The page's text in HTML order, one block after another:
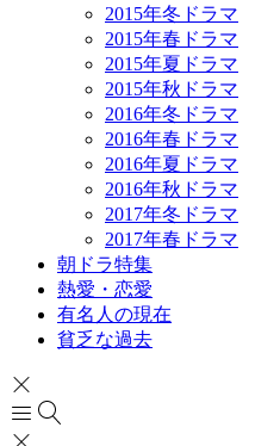
2015年冬ドラマ
2015年春ドラマ
2015年夏ドラマ
2015年秋ドラマ
2016年冬ドラマ
2016年春ドラマ
2016年夏ドラマ
2016年秋ドラマ
2017年冬ドラマ
2017年春ドラマ
朝ドラ特集
熱愛・恋愛
有名人の現在
貧乏な過去